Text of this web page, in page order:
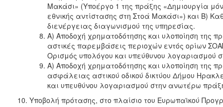
Μακάσι» (Υποέργο 1 της πράξης «Δημιουργία
εθνικής αντίστασης στη Στοά Μακάσι») και Β)
διενέργειας διαγωνισμού της υπηρεσίας.
Α) Αποδοχή χρηματοδότησης και υλοποίηση της
αστικές παρεμβάσεις περιοχών εντός ορίων
Ορισμός υπολόγου και υπεύθυνου λογαριασμού
Α) Αποδοχή χρηματοδότησης και υλοποίηση της
ασφάλειας αστικού οδικού δικτύου Δήμου
και υπευθύνου λογαριασμού στην ανωτέρω
10. Υποβολή πρότασης, στο πλαίσιο του Ευρωπαϊκού